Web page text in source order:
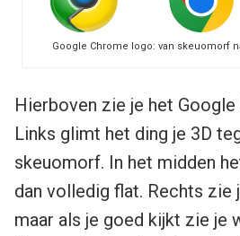
Google Chrome logo: van skeuomorf
Hierboven zie je het
Links glimt het ding je 3D
skeuomorf. In het midden
dan volledig flat. Rechts zie
maar als je goed kijkt zie je